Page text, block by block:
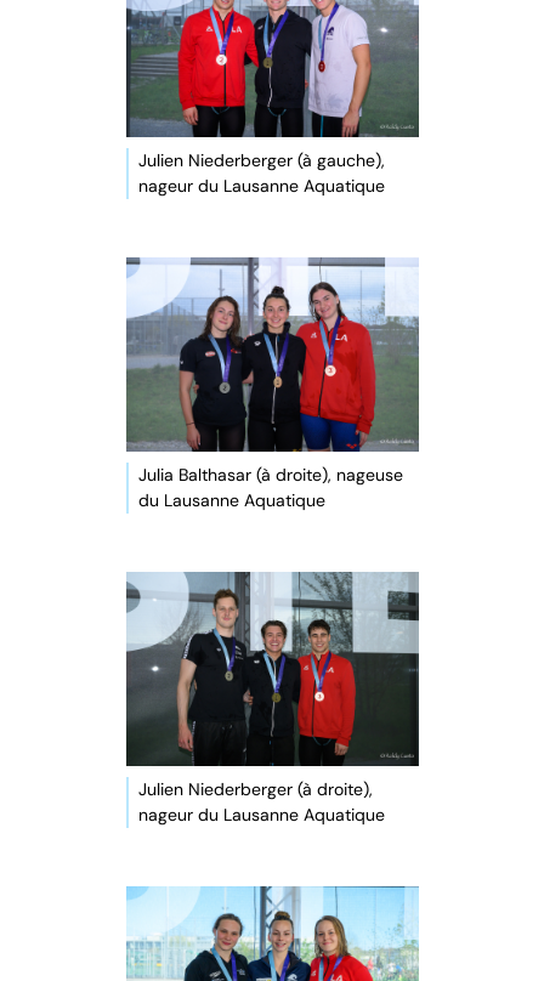
Julien Niederberger (à gauche),
nageur du Lausanne Aquatique
Julia Balthasar (à droite), nageuse
du Lausanne Aquatique
Julien Niederberger (à droite),
nageur du Lausanne Aquatique